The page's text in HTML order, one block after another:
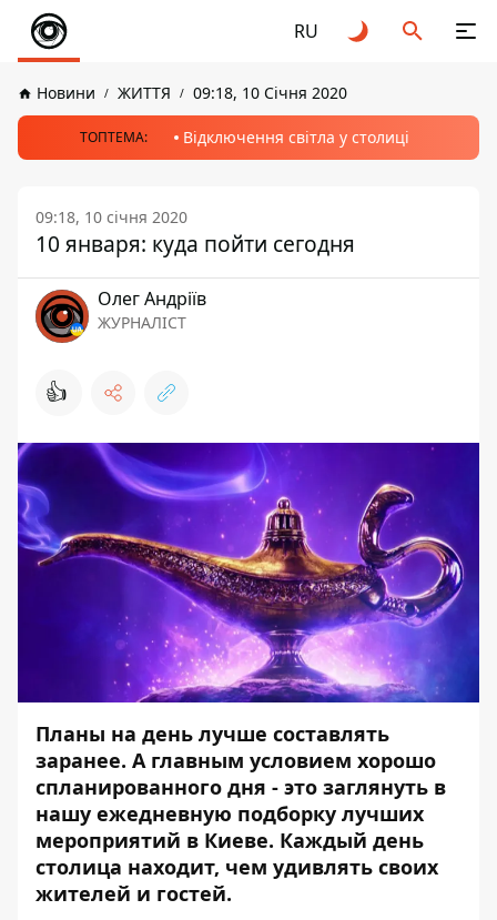
RU
Новини ЖИТТЯ 09:18, 10 Січня 2020
ТОПТЕМА: Відключення світла у столиці
09:18, 10 січня 2020
10 января: куда пойти сегодня
Олег Андріїв
ЖУРНАЛІСТ
👍
Планы на день лучше составлять
заранее. А главным условием хорошо
спланированного дня - это заглянуть в
нашу ежедневную подборку лучших
мероприятий в Киеве. Каждый день
столица находит, чем удивлять своих
жителей и гостей.